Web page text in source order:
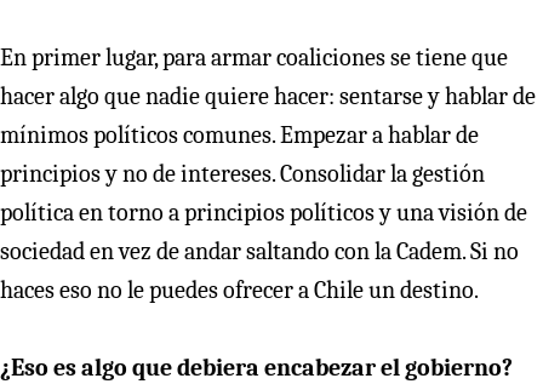
En primer lugar, para armar coaliciones se tiene que
hacer algo que nadie quiere hacer: sentarse y hablar de
mínimos políticos comunes. Empezar a hablar de
principios y no de intereses. Consolidar la gestión
política en torno a principios políticos y una visión de
sociedad en vez de andar saltando con la Cadem. Si no
haces eso no le puedes ofrecer a Chile un destino.
¿Eso es algo que debiera encabezar el gobierno?